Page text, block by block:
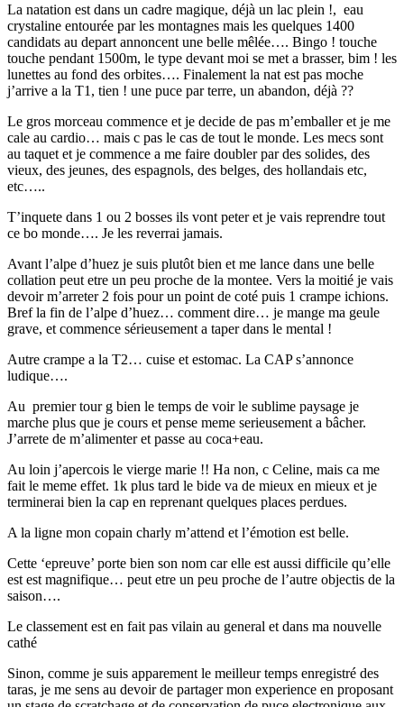
La natation est dans un cadre magique, déjà un lac plein !, eau
crystaline entourée par les montagnes mais les quelques 1400
candidats au depart annoncent une belle mêlée…. Bingo ! touche
touche pendant 1500m, le type devant moi se met a brasser, bim ! les
lunettes au fond des orbites…. Finalement la nat est pas moche
j’arrive a la T1, tien ! une puce par terre, un abandon, déjà ??
Le gros morceau commence et je decide de pas m’emballer et je me
cale au cardio… mais c pas le cas de tout le monde. Les mecs sont
au taquet et je commence a me faire doubler par des solides, des
vieux, des jeunes, des espagnols, des belges, des hollandais etc,
etc…..
T’inquete dans 1 ou 2 bosses ils vont peter et je vais reprendre tout
ce bo monde…. Je les reverrai jamais.
Avant l’alpe d’huez je suis plutôt bien et me lance dans une belle
collation peut etre un peu proche de la montee. Vers la moitié je vais
devoir m’arreter 2 fois pour un point de coté puis 1 crampe ichions.
Bref la fin de l’alpe d’huez… comment dire… je mange ma geule
grave, et commence sérieusement a taper dans le mental !
Autre crampe a la T2… cuise et estomac. La CAP s’annonce
ludique….
Au premier tour g bien le temps de voir le sublime paysage je
marche plus que je cours et pense meme serieusement a bâcher.
J’arrete de m’alimenter et passe au coca+eau.
Au loin j’apercois le vierge marie !! Ha non, c Celine, mais ca me
fait le meme effet. 1k plus tard le bide va de mieux en mieux et je
terminerai bien la cap en reprenant quelques places perdues.
A la ligne mon copain charly m’attend et l’émotion est belle.
Cette ‘epreuve’ porte bien son nom car elle est aussi difficile qu’elle
est est magnifique… peut etre un peu proche de l’autre objectis de la
saison….
Le classement est en fait pas vilain au general et dans ma nouvelle
cathé
Sinon, comme je suis apparement le meilleur temps enregistré des
taras, je me sens au devoir de partager mon experience en proposant